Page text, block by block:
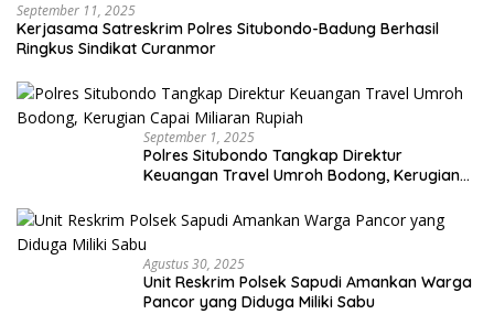
September 11, 2025
Kerjasama Satreskrim Polres Situbondo-Badung Berhasil
Ringkus Sindikat Curanmor
September 1, 2025
Polres Situbondo Tangkap Direktur
Keuangan Travel Umroh Bodong, Kerugian
Agustus 30, 2025
Unit Reskrim Polsek Sapudi Amankan Warga
Pancor yang Diduga Miliki Sabu